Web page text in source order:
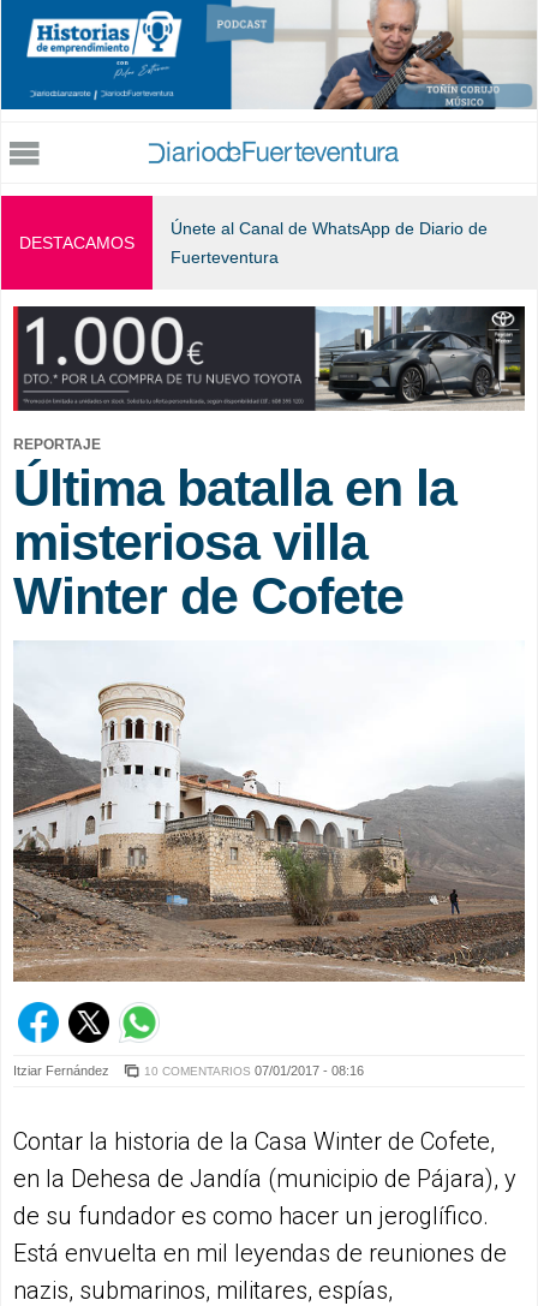
Jump to navigation
DESTACAMOS
Únete al Canal de WhatsApp de Diario de
Fuerteventura
REPORTAJE
Última batalla en la
misteriosa villa
Winter de Cofete
Itziar Fernández 10 COMENTARIOS 07/01/2017 - 08:16
Contar la historia de la Casa Winter de Cofete,
en la Dehesa de Jandía (municipio de Pájara), y
de su fundador es como hacer un jeroglífico.
Está envuelta en mil leyendas de reuniones de
nazis, submarinos, militares, espías,